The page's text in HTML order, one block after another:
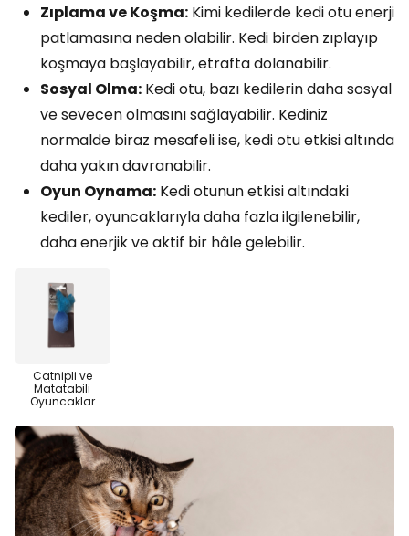
Zıplama ve Koşma: Kimi kedilerde kedi otu enerji
patlamasına neden olabilir. Kedi birden zıplayıp
koşmaya başlayabilir, etrafta dolanabilir.
Sosyal Olma: Kedi otu, bazı kedilerin daha sosyal
ve sevecen olmasını sağlayabilir. Kediniz
normalde biraz mesafeli ise, kedi otu etkisi altında
daha yakın davranabilir.
Oyun Oynama: Kedi otunun etkisi altındaki
kediler, oyuncaklarıyla daha fazla ilgilenebilir,
daha enerjik ve aktif bir hâle gelebilir.
Catnipli ve
Matatabili
Oyuncaklar